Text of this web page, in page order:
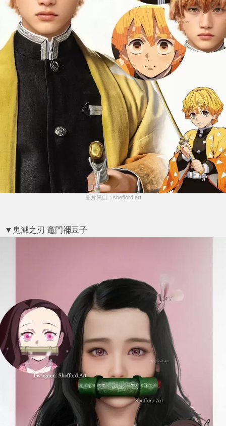
圖片來自：shefford.art
▼鬼滅之刃 竈門禰豆子